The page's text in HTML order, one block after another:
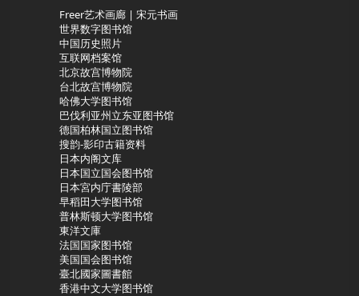
Freer艺术画廊 | 宋元书画
世界数字图书馆
中国历史照片
互联网档案馆
北京故宫博物院
台北故宫博物院
哈佛大学图书馆
巴伐利亚州立东亚图书馆
德国柏林国立图书馆
搜韵-影印古籍资料
日本内阁文库
日本国立国会图书馆
日本宮内庁書陵部
早稻田大学图书馆
普林斯顿大学图书馆
東洋文庫
法国国家图书馆
美国国会图书馆
臺北國家圖書館
香港中文大学图书馆